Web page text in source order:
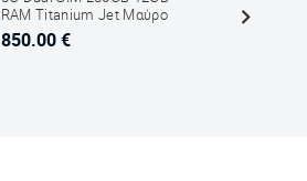
RAM Titanium Jet Μαύρο
850.00 €